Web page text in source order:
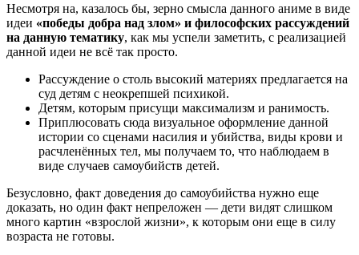
Несмотря на, казалось бы, зерно смысла данного аниме в виде
идеи «победы добра над злом» и философских рассуждений
на данную тематику, как мы успели заметить, с реализацией
данной идеи не всё так просто.
Рассуждение о столь высокий материях предлагается на
суд детям с неокрепшей психикой.
Детям, которым присущи максимализм и ранимость.
Приплюсовать сюда визуальное оформление данной
истории со сценами насилия и убийства, виды крови и
расчленённых тел, мы получаем то, что наблюдаем в
виде случаев самоубийств детей.
Безусловно, факт доведения до самоубийства нужно еще
доказать, но один факт непреложен — дети видят слишком
много картин «взрослой жизни», к которым они еще в силу
возраста не готовы.